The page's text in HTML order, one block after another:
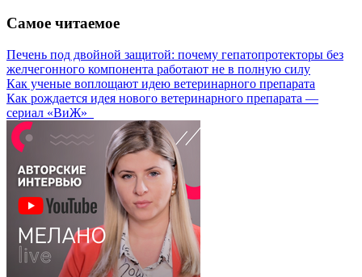
Самое читаемое
Печень под двойной защитой: почему гепатопротекторы без
желчегонного компонента работают не в полную силу
Как ученые воплощают идею ветеринарного препарата
Как рождается идея нового ветеринарного препарата —
сериал «ВиЖ»